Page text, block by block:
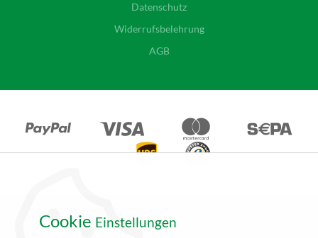
Datenschutz
Widerrufsbelehrung
AGB
*Alle Angebote auf unseren Seiten gelten ausschließlich für
Cookie Einstellungen